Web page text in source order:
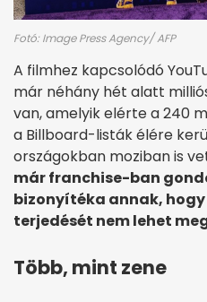
Fotó: Image Press Agency/ AFP
A filmhez kapcsolódó
már néhány hét alatt
van, amelyik elérte a 240
a Billboard-listák élére
országokban moziban is
már franchise-ban
bizonyítéka annak,
terjedését nem lehet
Több, mint zene